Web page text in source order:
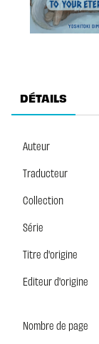
DÉTAILS
Auteur
Traducteur
Collection
Série
Titre d'origine
Editeur d'origine
Nombre de page